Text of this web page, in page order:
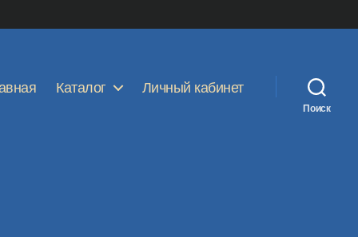
Каталог Личный кабинет
Поиск